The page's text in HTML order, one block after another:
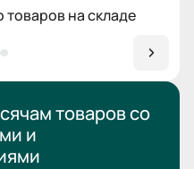
на складе
товаровсо
и